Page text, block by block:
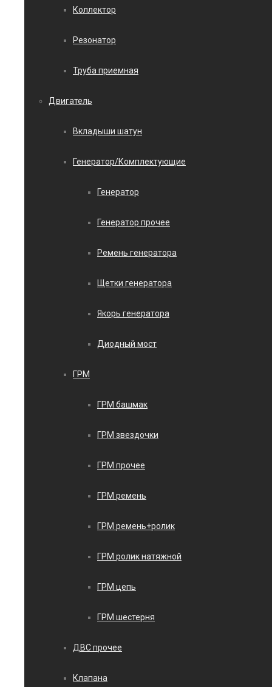
Коллектор
Резонатор
Труба приемная
Двигатель
Вкладыши шатун
Генератор/Комплектующие
Генератор
Генератор прочее
Ремень генератора
Щетки генератора
Якорь генератора
Диодный мост
ГРМ
ГРМ башмак
ГРМ звездочки
ГРМ прочее
ГРМ ремень
ГРМ ремень+ролик
ГРМ ролик натяжной
ГРМ цепь
ГРМ шестерня
ДВС прочее
Клапана